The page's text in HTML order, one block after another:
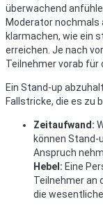
überwachend
Moderator nochmals
klarmachen, wie ein
erreichen. Je nach
Teilnehmer vorab für
Ein Stand-up
Fallstricke, die es zu
Zeitaufwand:
können
Anspruch
Hebel: Eine
Teilnehmer an
die